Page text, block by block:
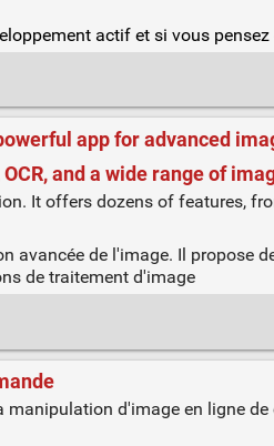
actif et si vous
app for advanced
and a wide range of
It offers dozens of features,
de l'image. Il propose
de traitement d'image
d'image en ligne